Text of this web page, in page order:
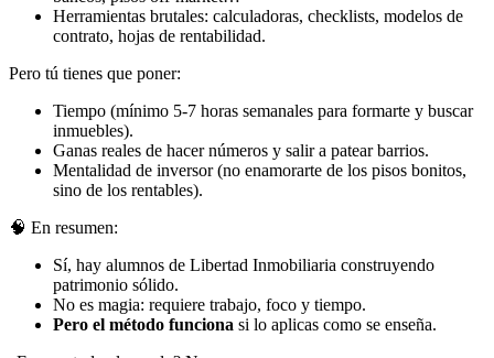
Herramientas brutales: calculadoras, checklists, modelos de
contrato, hojas de rentabilidad.
Pero tú tienes que poner:
Tiempo (mínimo 5-7 horas semanales para formarte y buscar
inmuebles).
Ganas reales de hacer números y salir a patear barrios.
Mentalidad de inversor (no enamorarte de los pisos bonitos,
sino de los rentables).
🧠 En resumen:
Sí, hay alumnos de Libertad Inmobiliaria construyendo
patrimonio sólido.
No es magia: requiere trabajo, foco y tiempo.
Pero el método funciona si lo aplicas como se enseña.